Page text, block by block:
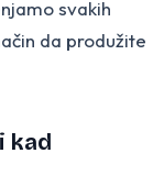
svakih
da produžite
kad